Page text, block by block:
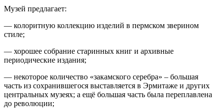
Музей предлагает:
— колоритную коллекцию изделий в пермском зверином
стиле;
— хорошее собрание старинных книг и архивные
периодические издания;
— некоторое количество «закамского серебра» – большая
часть из сохранившегося выставляется в Эрмитаже и других
центральных музеях; а ещё большая часть была переплавлена
до революции;